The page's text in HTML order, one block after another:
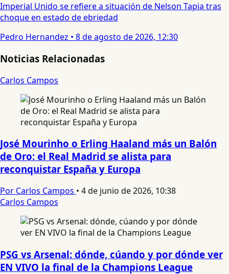
Imperial Unido se refiere a situación de Nelson Tapia tras
choque en estado de ebriedad
Pedro Hernandez • 8 de agosto de 2026, 12:30
Noticias Relacionadas
Carlos Campos
José Mourinho o Erling Haaland más un Balón
de Oro: el Real Madrid se alista para
reconquistar España y Europa
Por Carlos Campos • 4 de junio de 2026, 10:38
Carlos Campos
PSG vs Arsenal: dónde, cúando y por dónde ver
EN VIVO la final de la Champions League